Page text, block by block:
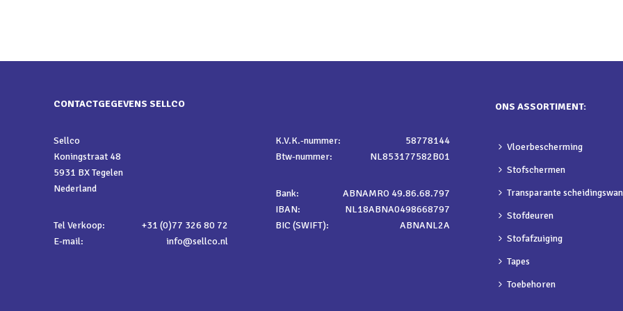
CONTACTGEGEVENS SELLCO
Sellco
Koningstraat 48
5931 BX Tegelen
Nederland
Tel Verkoop:
+31 (0)77 326 80 72
E-mail:
info@sellco.nl
K.V.K.-nummer:
58778144
Btw-nummer:
NL853177582B01
Bank:
ABNAMRO 49.86.68.797
IBAN:
NL18ABNA0498668797
BIC (SWIFT):
ABNANL2A
ONS ASSORTIMENT:
Vloerbescherming
Stofschermen
Transparante
Stofdeuren
Stofafzuiging
Tapes
Toebehoren